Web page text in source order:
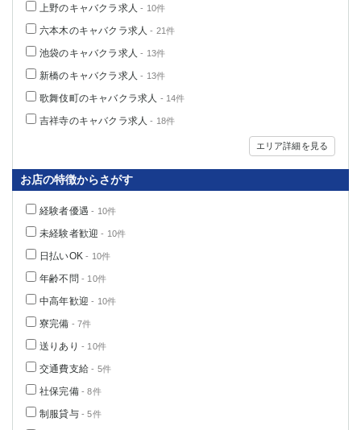
上野のキャバクラ求人- 10件
六本木のキャバクラ求人- 21件
池袋のキャバクラ求人- 13件
新橋のキャバクラ求人- 13件
歌舞伎町のキャバクラ求人 - 14件
吉祥寺のキャバクラ求人- 18件
エリア詳細を見る
お店の特徴からさがす
経験者優遇 - 10件
未経験者歓迎 - 10件
日払いOK - 10件
年齢不問 - 10件
中高年歓迎 - 10件
寮完備 - 7件
送りあり - 10件
交通費支給 - 5件
社保完備- 8件
制服貸与- 5件